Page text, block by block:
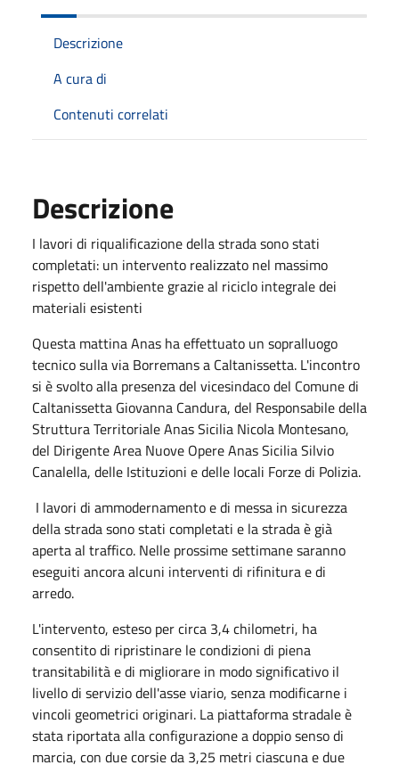
Descrizione
A cura di
Contenuti correlati
Descrizione
I lavori di riqualificazione della strada sono stati
completati: un intervento realizzato nel massimo
rispetto dell'ambiente grazie al riciclo integrale dei
materiali esistenti
Questa mattina Anas ha effettuato un sopralluogo
tecnico sulla via Borremans a Caltanissetta. L'incontro
si è svolto alla presenza del vicesindaco del Comune di
Caltanissetta Giovanna Candura, del Responsabile della
Struttura Territoriale Anas Sicilia Nicola Montesano,
del Dirigente Area Nuove Opere Anas Sicilia Silvio
Canalella, delle Istituzioni e delle locali Forze di Polizia.
I lavori di ammodernamento e di messa in sicurezza
della strada sono stati completati e la strada è già
aperta al traffico. Nelle prossime settimane saranno
eseguiti ancora alcuni interventi di rifinitura e di
arredo.
L'intervento, esteso per circa 3,4 chilometri, ha
consentito di ripristinare le condizioni di piena
transitabilità e di migliorare in modo significativo il
livello di servizio dell'asse viario, senza modificarne i
vincoli geometrici originari. La piattaforma stradale è
stata riportata alla configurazione a doppio senso di
marcia, con due corsie da 3,25 metri ciascuna e due